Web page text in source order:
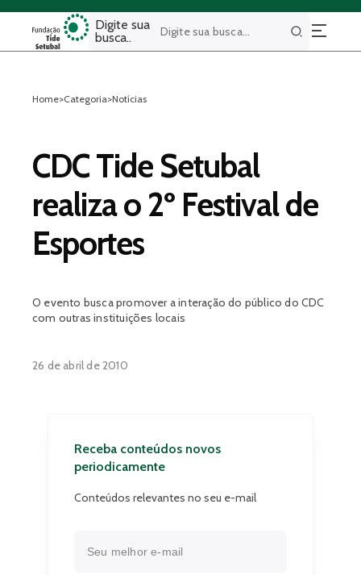
Digite sua
busca..
Buscar
Home>Categoria>Notícias
CDC Tide Setubal
realiza o 2º Festival de
Esportes
O evento busca promover a interação do público do CDC
com outras instituições locais
26 de abril de 2010
Receba conteúdos novos
periodicamente
Conteúdos relevantes no seu e-mail